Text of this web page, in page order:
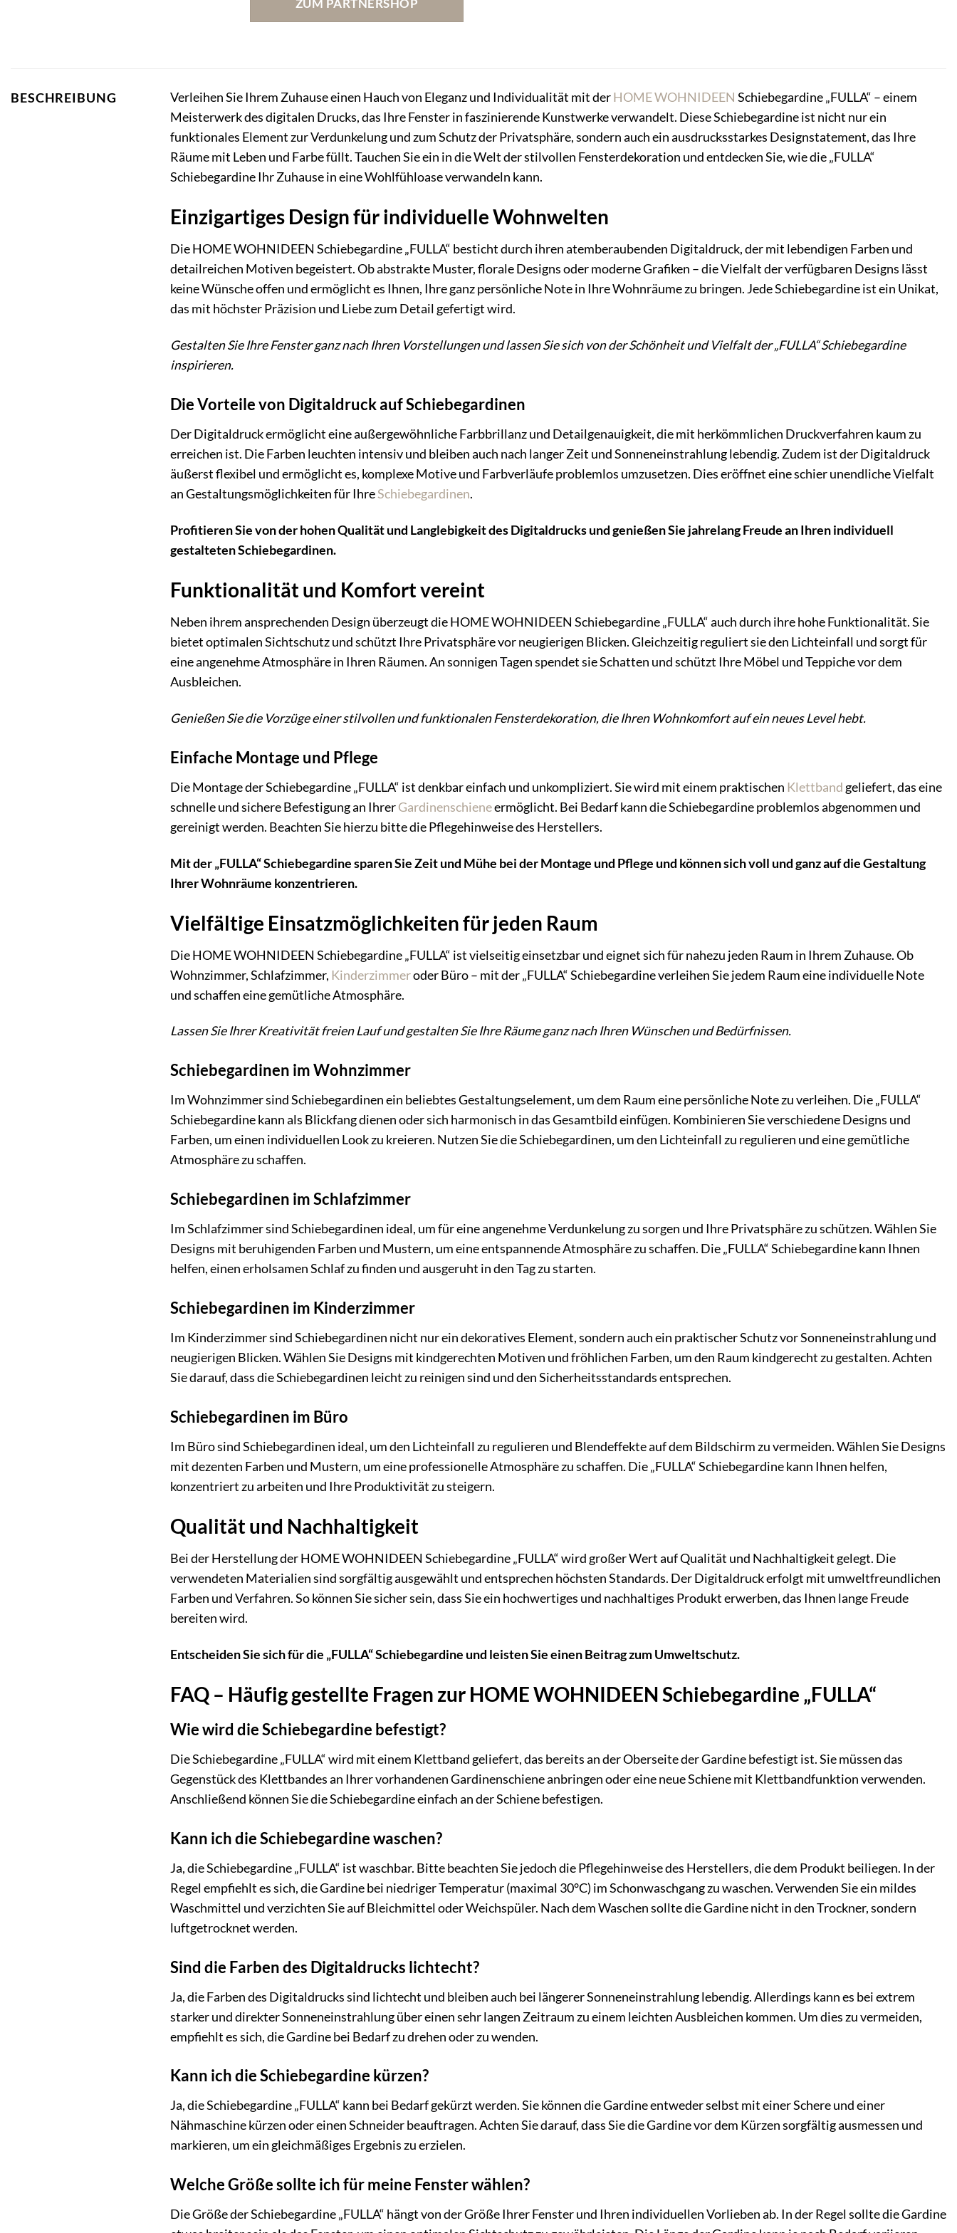
164,33 €162,84 €.
ZUM PARTNERSHOP
BESCHREIBUNG Verleihen Sie Ihrem Zuhause einen Hauch von Eleganz und Individualität mit derHOME WOHNIDEEN Schiebegardine „FULLA“ – einem
Meisterwerk des digitalen Drucks, das Ihre Fenster in faszinierende Kunstwerke verwandelt. Diese Schiebegardine ist nicht nur ein
funktionales Element zur Verdunkelung und zum Schutz der Privatsphäre, sondern auch ein ausdrucksstarkes Designstatement, das Ihre
Räume mit Leben und Farbe füllt. Tauchen Sie ein in die Welt der stilvollen Fensterdekoration und entdecken Sie, wie die „FULLA“
Schiebegardine Ihr Zuhause in eine Wohlfühloase verwandeln kann.
Einzigartiges Design für individuelle Wohnwelten
Die HOME WOHNIDEEN Schiebegardine „FULLA“ besticht durch ihren atemberaubenden Digitaldruck, der mit lebendigen Farben und
detailreichen Motiven begeistert. Ob abstrakte Muster, florale Designs oder moderne Grafiken – die Vielfalt der verfügbaren Designs lässt
keine Wünsche offen und ermöglicht es Ihnen, Ihre ganz persönliche Note in Ihre Wohnräume zu bringen. Jede Schiebegardine ist ein Unikat,
das mit höchster Präzision und Liebe zum Detail gefertigt wird.
Gestalten Sie Ihre Fenster ganz nach Ihren Vorstellungen und lassen Sie sich von der Schönheit und Vielfalt der „FULLA“ Schiebegardine
inspirieren.
Die Vorteile von Digitaldruck auf Schiebegardinen
Der Digitaldruck ermöglicht eine außergewöhnliche Farbbrillanz und Detailgenauigkeit, die mit herkömmlichen Druckverfahren kaum zu
erreichen ist. Die Farben leuchten intensiv und bleiben auch nach langer Zeit und Sonneneinstrahlung lebendig. Zudem ist der Digitaldruck
äußerst flexibel und ermöglicht es, komplexe Motive und Farbverläufe problemlos umzusetzen. Dies eröffnet eine schier unendliche Vielfalt
an Gestaltungsmöglichkeiten für IhreSchiebegardinen.
Profitieren Sie von der hohen Qualität und Langlebigkeit des Digitaldrucks und genießen Sie jahrelang Freude an Ihren individuell
gestalteten Schiebegardinen.
Funktionalität und Komfort vereint
Neben ihrem ansprechenden Design überzeugt die HOME WOHNIDEEN Schiebegardine „FULLA“ auch durch ihre hohe Funktionalität. Sie
bietet optimalen Sichtschutz und schützt Ihre Privatsphäre vor neugierigen Blicken. Gleichzeitig reguliert sie den Lichteinfall und sorgt für
eine angenehme Atmosphäre in Ihren Räumen. An sonnigen Tagen spendet sie Schatten und schützt Ihre Möbel und Teppiche vor dem
Ausbleichen.
Genießen Sie die Vorzüge einer stilvollen und funktionalen Fensterdekoration, die Ihren Wohnkomfort auf ein neues Level hebt.
Einfache Montage und Pflege
Die Montage der Schiebegardine „FULLA“ ist denkbar einfach und unkompliziert. Sie wird mit einem praktischen Klettband geliefert, das eine
schnelle und sichere Befestigung an IhrerGardinenschieneermöglicht. Bei Bedarf kann die Schiebegardine problemlos abgenommen und
gereinigt werden. Beachten Sie hierzu bitte die Pflegehinweise des Herstellers.
Mit der „FULLA“ Schiebegardine sparen Sie Zeit und Mühe bei der Montage und Pflege und können sich voll und ganz auf die Gestaltung
Ihrer Wohnräume konzentrieren.
Vielfältige Einsatzmöglichkeiten für jeden Raum
Die HOME WOHNIDEEN Schiebegardine „FULLA“ ist vielseitig einsetzbar und eignet sich für nahezu jeden Raum in Ihrem Zuhause. Ob
Wohnzimmer, Schlafzimmer, Kinderzimmeroder Büro – mit der „FULLA“ Schiebegardine verleihen Sie jedem Raum eine individuelle Note
und schaffen eine gemütliche Atmosphäre.
Lassen Sie Ihrer Kreativität freien Lauf und gestalten Sie Ihre Räume ganz nach Ihren Wünschen und Bedürfnissen.
Schiebegardinen im Wohnzimmer
Im Wohnzimmer sind Schiebegardinen ein beliebtes Gestaltungselement, um dem Raum eine persönliche Note zu verleihen. Die „FULLA“
Schiebegardine kann als Blickfang dienen oder sich harmonisch in das Gesamtbild einfügen. Kombinieren Sie verschiedene Designs und
Farben, um einen individuellen Look zu kreieren. Nutzen Sie die Schiebegardinen, um den Lichteinfall zu regulieren und eine gemütliche
Atmosphäre zu schaffen.
Schiebegardinen im Schlafzimmer
Im Schlafzimmer sind Schiebegardinen ideal, um für eine angenehme Verdunkelung zu sorgen und Ihre Privatsphäre zu schützen. Wählen Sie
Designs mit beruhigenden Farben und Mustern, um eine entspannende Atmosphäre zu schaffen. Die „FULLA“ Schiebegardine kann Ihnen
helfen, einen erholsamen Schlaf zu finden und ausgeruht in den Tag zu starten.
Schiebegardinen im Kinderzimmer
Im Kinderzimmer sind Schiebegardinen nicht nur ein dekoratives Element, sondern auch ein praktischer Schutz vor Sonneneinstrahlung und
neugierigen Blicken. Wählen Sie Designs mit kindgerechten Motiven und fröhlichen Farben, um den Raum kindgerecht zu gestalten. Achten
Sie darauf, dass die Schiebegardinen leicht zu reinigen sind und den Sicherheitsstandards entsprechen.
Schiebegardinen im Büro
Im Büro sind Schiebegardinen ideal, um den Lichteinfall zu regulieren und Blendeffekte auf dem Bildschirm zu vermeiden. Wählen Sie Designs
mit dezenten Farben und Mustern, um eine professionelle Atmosphäre zu schaffen. Die „FULLA“ Schiebegardine kann Ihnen helfen,
konzentriert zu arbeiten und Ihre Produktivität zu steigern.
Qualität und Nachhaltigkeit
Bei der Herstellung der HOME WOHNIDEEN Schiebegardine „FULLA“ wird großer Wert auf Qualität und Nachhaltigkeit gelegt. Die
verwendeten Materialien sind sorgfältig ausgewählt und entsprechen höchsten Standards. Der Digitaldruck erfolgt mit umweltfreundlichen
Farben und Verfahren. So können Sie sicher sein, dass Sie ein hochwertiges und nachhaltiges Produkt erwerben, das Ihnen lange Freude
bereiten wird.
Entscheiden Sie sich für die „FULLA“ Schiebegardine und leisten Sie einen Beitrag zum Umweltschutz.
FAQ – Häufig gestellte Fragen zur HOME WOHNIDEEN Schiebegardine „FULLA“
Wie wird die Schiebegardine befestigt?
Die Schiebegardine „FULLA“ wird mit einem Klettband geliefert, das bereits an der Oberseite der Gardine befestigt ist. Sie müssen das
Gegenstück des Klettbandes an Ihrer vorhandenen Gardinenschiene anbringen oder eine neue Schiene mit Klettbandfunktion verwenden.
Anschließend können Sie die Schiebegardine einfach an der Schiene befestigen.
Kann ich die Schiebegardine waschen?
Ja, die Schiebegardine „FULLA“ ist waschbar. Bitte beachten Sie jedoch die Pflegehinweise des Herstellers, die dem Produkt beiliegen. In der
Regel empfiehlt es sich, die Gardine bei niedriger Temperatur (maximal 30°C) im Schonwaschgang zu waschen. Verwenden Sie ein mildes
Waschmittel und verzichten Sie auf Bleichmittel oder Weichspüler. Nach dem Waschen sollte die Gardine nicht in den Trockner, sondern
luftgetrocknet werden.
Sind die Farben des Digitaldrucks lichtecht?
Ja, die Farben des Digitaldrucks sind lichtecht und bleiben auch bei längerer Sonneneinstrahlung lebendig. Allerdings kann es bei extrem
starker und direkter Sonneneinstrahlung über einen sehr langen Zeitraum zu einem leichten Ausbleichen kommen. Um dies zu vermeiden,
empfiehlt es sich, die Gardine bei Bedarf zu drehen oder zu wenden.
Kann ich die Schiebegardine kürzen?
Ja, die Schiebegardine „FULLA“ kann bei Bedarf gekürzt werden. Sie können die Gardine entweder selbst mit einer Schere und einer
Nähmaschine kürzen oder einen Schneider beauftragen. Achten Sie darauf, dass Sie die Gardine vor dem Kürzen sorgfältig ausmessen und
markieren, um ein gleichmäßiges Ergebnis zu erzielen.
Welche Größe sollte ich für meine Fenster wählen?
Die Größe der Schiebegardine „FULLA“ hängt von der Größe Ihrer Fenster und Ihren individuellen Vorlieben ab. In der Regel sollte die Gardine